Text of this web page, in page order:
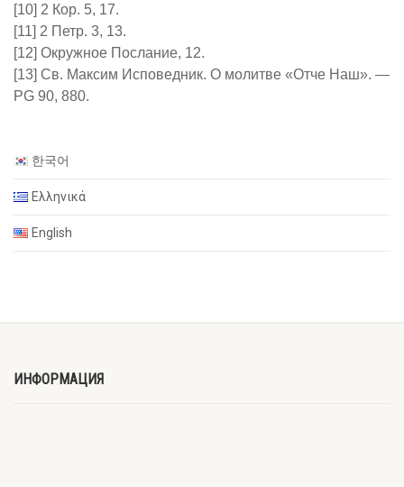
[10] 2 Кор. 5, 17.
[11] 2 Петр. 3, 13.
[12] Окружное Послание, 12.
[13] Св. Максим Исповедник. О молитве «Отче Наш». —
PG 90, 880.
한국어
Ελληνικά
English
ИНФОРМАЦИЯ